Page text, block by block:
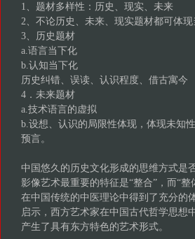
1、题材多样性：历史、现实、未来
2、不论历史、未来、现实题材都可体
3、历史题材
a.语言当下化
b.认知当下化
历史纠错、误读、认识程度、借古寓今
4．未来题材
a.技术语言的虚拟
b.设想、认识的局限性体现，体现未知
预言。
中国悠久的历史文化形成的思维方式是
影像艺术最重要的特征是“整合”，而“
在中国传统的中医理论中得到了充分的
启示，西方艺术家在中国古代哲学思想
产生了具有东方特色的艺术形式。